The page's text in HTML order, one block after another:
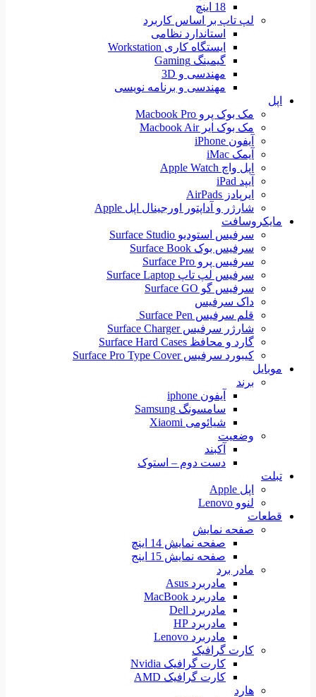
18 اینچ
لپ تاپ بر اساس کاربرد
استاندارد نظامی
ایستگاه کاری Workstation
گیمینگ Gaming
مهندسی و 3D
مهندسی و برنامه نویسی
اپل
مک بوک پرو Macbook Pro
مک بوک ایر Macbook Air
آیفون iPhone
آیمک iMac
اپل واچ Apple Watch
آیپد iPad
ایرپادز AirPads
شارژر و آداپتور اورجینال اپل Apple
مایکروسافت
سرفیس استودیو Surface Studio
سرفیس بوک Surface Book
سرفیس پرو Surface Pro
سرفیس لپ تاپ Surface Laptop
سرفیس گو Surface GO
داک سرفیس
قلم سرفیس Surface Pen
شارژر سرفیس Surface Charger
گارد و محافظ Surface Hard Cases
کیبورد سرفیس Surface Pro Type Cover
موبایل
برند
آیفون iphone
سامسونگ Samsung
شیائومی Xiaomi
وضعیت
آکبند
دست دوم – استوک
تبلت
اپل Apple
لنوو Lenovo
قطعات
صفحه نمایش
صفحه نمایش 14 اینچ
صفحه نمایش 15 اینج
مادر برد
مادربرد Asus
مادربرد MacBook
مادربرد Dell
مادربرد HP
مادربرد Lenovo
کارت گرافیک
کارت گرافیک Nvidia
کارت گرافیک AMD
هارد